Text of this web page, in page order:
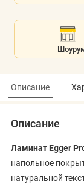
Описание
Описание
Ламинат Egger
напольное
натуральной